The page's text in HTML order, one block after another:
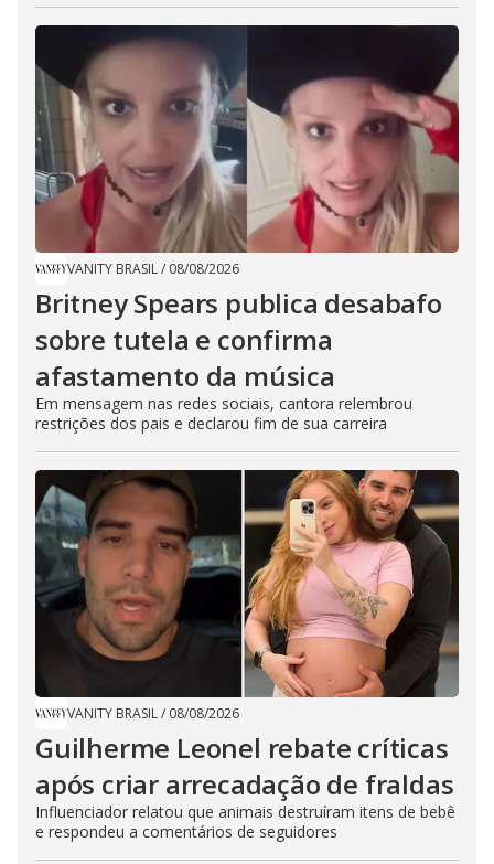
VANITY BRASIL/ 08/08/2026
Britney Spears publica desabafo
sobre tutela e confirma
afastamento da música
Em mensagem nas redes sociais, cantora relembrou
restrições dos pais e declarou fim de sua carreira
VANITY BRASIL/ 08/08/2026
Guilherme Leonel rebate críticas
após criar arrecadação de fraldas
Influenciador relatou que animais destruíram itens de bebê
e respondeu a comentários de seguidores